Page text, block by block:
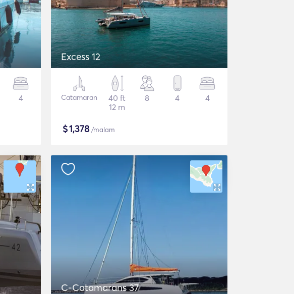
4
Excess 12
Catamaran
40 ft
12 m
8 4 4
$1,378/malam
C-Catamarans 37